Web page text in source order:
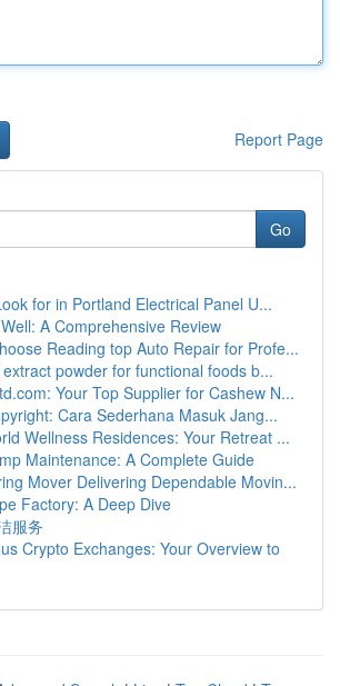
Report Page
Go
for in Portland Electrical Panel U...
A Comprehensive Review
Reading top Auto Repair for Profe...
powder for functional foods b...
Your Top Supplier for Cashew N...
Cara Sederhana Masuk Jang...
Wellness Residences: Your Retreat ...
Maintenance: A Complete Guide
Mover Delivering Dependable Movin...
Factory: A Deep Dive
服务
Crypto Exchanges: Your Overview to